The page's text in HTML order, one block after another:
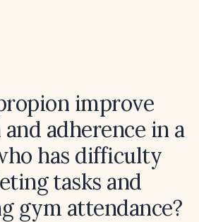
improve
adherence in a
has difficulty
tasks and
gym attendance?